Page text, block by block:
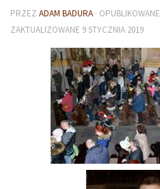
PRZEZ ADAM BADURA · OPUBLIKOWANE
ZAKTUALIZOWANE 9 STYCZNIA 2019